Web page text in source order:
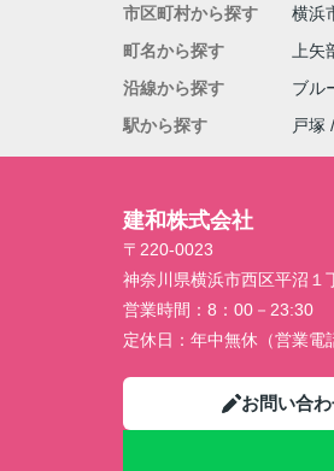
市区町村から探す 横浜
町名から探す
上矢
沿線から探す
ブル
駅から探す
戸塚
建和株式会社
〒220-0023
神奈川県横浜市西区平沼
営業時間： 8：00－23:30
定休日： 年中無休（営業電
お問い合